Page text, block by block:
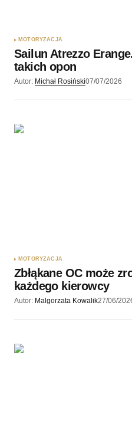
MOTORYZACJA
Sailun Atrezzo
takich opon
Autor: Michał Rosiński07/07/2026
MOTORYZACJA
Zbłąkane OC może
każdego kierowcy
Autor: Malgorzata Kowalik27/06/